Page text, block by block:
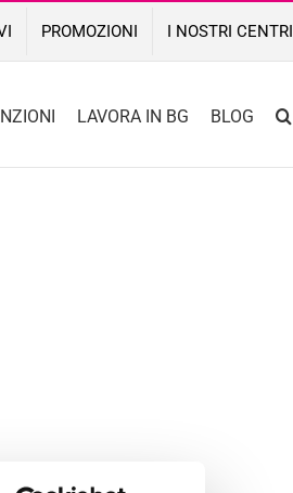
PROMOZIONI I NOSTRI CENTRI
LAVORA IN BG BLOG